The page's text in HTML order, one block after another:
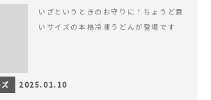
いざというときのお守りに！ちょうど良
いサイズの本格冷凍うどんが登場です
2025.01.10